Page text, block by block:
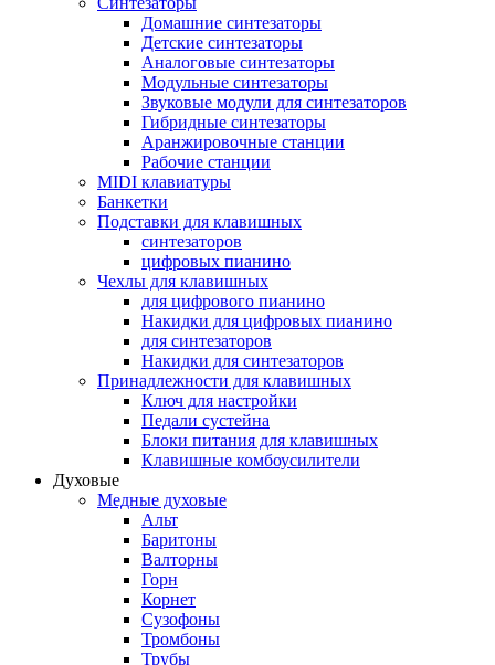
Домашние синтезаторы
Детские синтезаторы
Аналоговые синтезаторы
Модульные синтезаторы
Звуковые модули для синтезаторов
Гибридные синтезаторы
Аранжировочные станции
Рабочие станции
MIDI клавиатуры
Банкетки
Подставки для клавишных
синтезаторов
цифровых пианино
Чехлы для клавишных
для цифрового пианино
Накидки для цифровых пианино
для синтезаторов
Накидки для синтезаторов
Принадлежности для клавишных
Ключ для настройки
Педали сустейна
Блоки питания для клавишных
Клавишные комбоусилители
Духовые
Медные духовые
Альт
Баритоны
Валторны
Горн
Корнет
Сузофоны
Тромбоны
Трубы